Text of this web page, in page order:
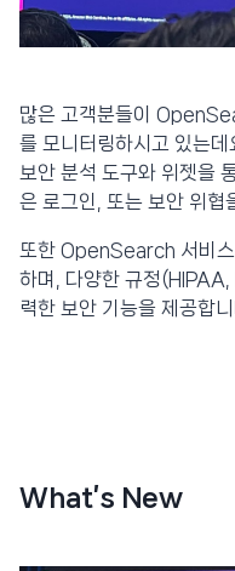
많은 고객분들이
를 모니터링하시고 있는
보안 분석 도구와 위젯을
은 로그인, 또는 보안 위협
또한 OpenSearch 서비
하며, 다양한 규정
력한 보안 기능을 제공합니
What’s New